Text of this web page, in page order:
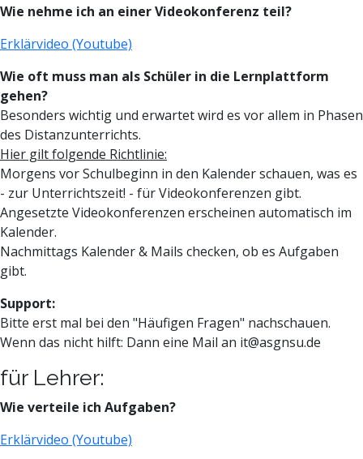
Wie nehme ich an einer Videokonferenz teil?
Erklärvideo (Youtube)
Wie oft muss man als Schüler in die Lernplattform
gehen?
Besonders wichtig und erwartet wird es vor allem in Phasen
des Distanzunterrichts.
Hier gilt folgende Richtlinie:
Morgens vor Schulbeginn in den Kalender schauen, was es
- zur Unterrichtszeit! - für Videokonferenzen gibt.
Angesetzte Videokonferenzen erscheinen automatisch im
Kalender.
Nachmittags Kalender & Mails checken, ob es Aufgaben
gibt.
Support:
Bitte erst mal bei den "Häufigen Fragen" nachschauen.
Wenn das nicht hilft: Dann eine Mail an it@asgnsu.de
für Lehrer:
Wie verteile ich Aufgaben?
Erklärvideo (Youtube)